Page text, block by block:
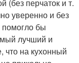
(без перчаток и т.
уверенно и без
помогло бы
лучший и
что на кухонный